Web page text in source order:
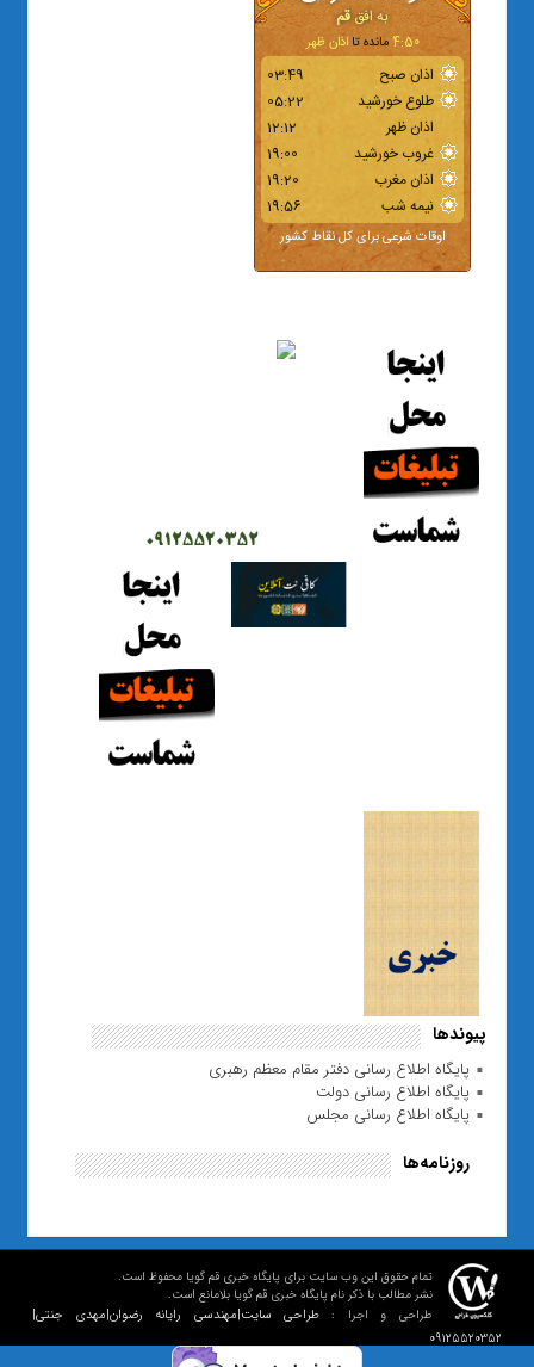
پیوندها
پایگاه اطلاع رسانی دفتر مقام معظم رهبری
پایگاه اطلاع رسانی دولت
پایگاه اطلاع رسانی مجلس
روزنامه‌ها
تمام حقوق این وب سایت برای پایگاه خبری قم گویا محفوظ است.
نشر مطالب با ذکر نام پایگاه خبری قم گویا بلامانع است.
طراحی و اجرا : طراحی سایت|مهندسی رایانه رضوان|مهدی جنتی|
09125520352